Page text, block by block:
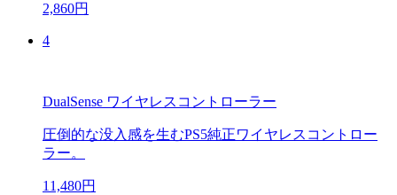
2,860円
4
DualSense ワイヤレスコントローラー
圧倒的な没入感を生むPS5純正ワイヤレスコントロー
ラー。
11,480円